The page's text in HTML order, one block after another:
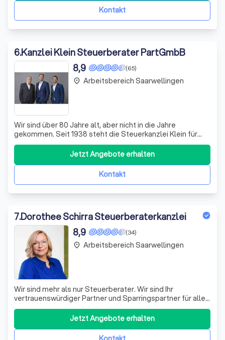
Kontakt
6.Kanzlei Klein Steuerberater PartGmbB
(65)
8,9
Wir sind über 80 Jahre alt, aber nicht in die Jahre
gekommen. Seit 1938 steht die Steuerkanzlei Klein für
Kontinuität und Zuverlässigkeit auf dem Gebiet der
steuerlichen und wirtschaftlichen Beratung, von welcher
unsere Mandanten bereits in der 3. Generation profitieren
können. Wir sind eine hochmod
Kontakt
Jetzt Angebote erhalten
place Arbeitsbereich Saarwellingen
7.Dorothee Schirra Steuerberaterkanzlei
(34)
8,9
Wir sind mehr als nur Steuerberater. Wir sind Ihr
vertrauenswürdiger Partner und Sparringspartner für alle
Ihre unternehmerischen und finanziellen Vorhaben. Ob es
sich um Vermögensplanung, Krisenmanagement,
Existenzgründung, Unternehmensnachfolge, Coaching,
Controlling oder Bank-Rating handelt, wir
Jetzt Angebote erhalten
place Arbeitsbereich Saarwellingen